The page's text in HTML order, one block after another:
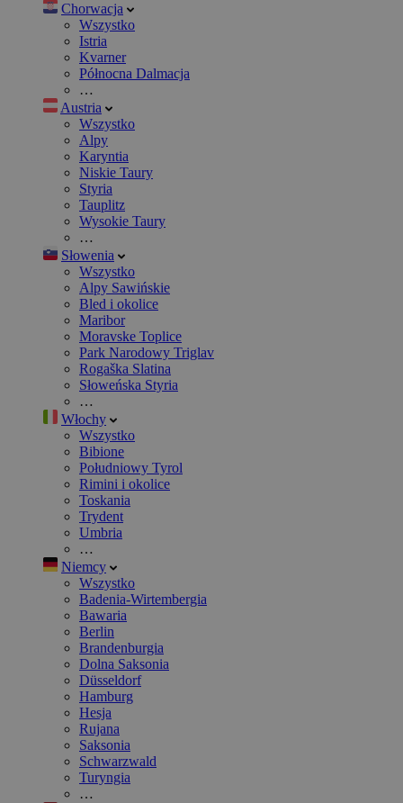
Chorwacja
Wszystko
Istria
Kvarner
Północna Dalmacja
…
Austria
Wszystko
Alpy
Karyntia
Niskie Taury
Styria
Tauplitz
Wysokie Taury
…
Słowenia
Wszystko
Alpy Sawińskie
Bled i okolice
Maribor
Moravske Toplice
Park Narodowy Triglav
Rogaška Slatina
Słoweńska Styria
…
Włochy
Wszystko
Bibione
Południowy Tyrol
Rimini i okolice
Toskania
Trydent
Umbria
…
Niemcy
Wszystko
Badenia-Wirtembergia
Bawaria
Berlin
Brandenburgia
Dolna Saksonia
Düsseldorf
Hamburg
Hesja
Rujana
Saksonia
Schwarzwald
Turyngia
…